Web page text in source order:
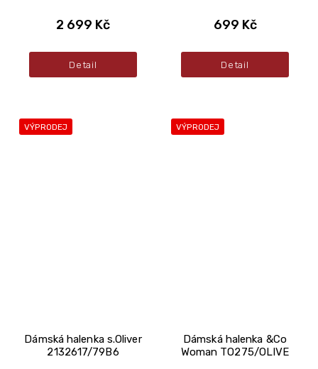
2 699 Kč
Detail
699 Kč
Detail
VÝPRODEJ
Dámská halenka s.Oliver
2132617/79B6
VÝPRODEJ
Dámská halenka &Co
Woman TO275/OLIVE